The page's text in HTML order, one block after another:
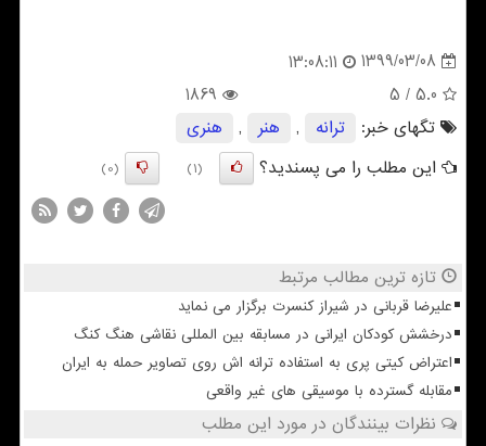
1399/03/08
13:08:11
5.0
/ 5
1869
تگهای خبر:
ترانه , هنر ,
هنری
این مطلب را می پسندید؟
(1)
(0)
تازه ترین مطالب مرتبط
علیرضا قربانی در شیراز کنسرت برگزار می نماید
درخشش کودکان ایرانی در مسابقه بین المللی نقاشی هنگ کنگ
اعتراض کیتی پری به استفاده ترانه اش روی تصاویر حمله به ایران
مقابله گسترده با موسیقی های غیر واقعی
نظرات بینندگان در مورد این مطلب